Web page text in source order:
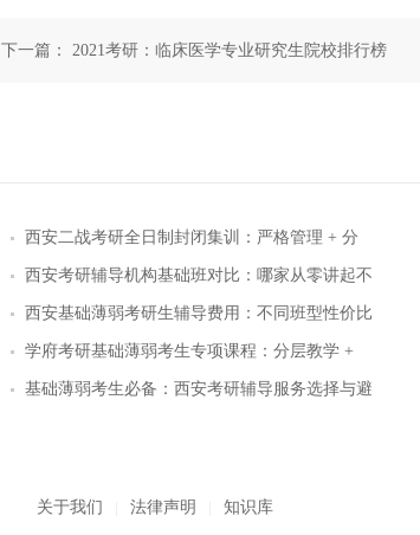
下一篇： 2021考研：临床医学专业研究生院校排行榜
西安二战考研全日制封闭集训：严格管理 + 分
层教学效果实测
西安考研辅导机构基础班对比：哪家从零讲起不
跳步骤
西安基础薄弱考研生辅导费用：不同班型性价比
对比
学府考研基础薄弱考生专项课程：分层教学 +
三师答疑详解
基础薄弱考生必备：西安考研辅导服务选择与避
关于我们 法律声明 知识库